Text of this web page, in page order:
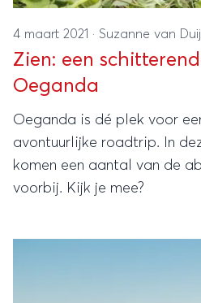
4 maart 2021 · Suzanne van
Zien: een
Oeganda
Oeganda is dé plek voor
avontuurlijke roadtrip. In
komen een aantal van de
voorbij. Kijk je mee?